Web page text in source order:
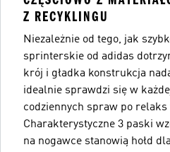
Z RECYKLINGU
Niezależnie od tego, jak
sprinterskie od adidas
krój i gładka konstrukcja
idealnie sprawdzi się w
codziennych spraw po relaks
Charakterystyczne 3 paski
na nogawce stanowią hołd